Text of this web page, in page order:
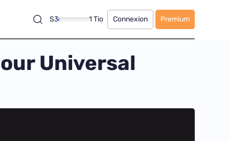
S3 1 Tio Connexion Premium
Universal